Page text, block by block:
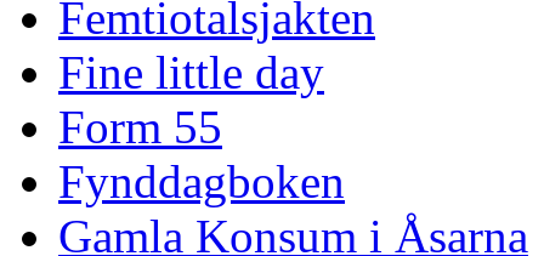
Femtiotalsjakten
Fine little day
Form 55
Fynddagboken
Gamla Konsum i Åsarna